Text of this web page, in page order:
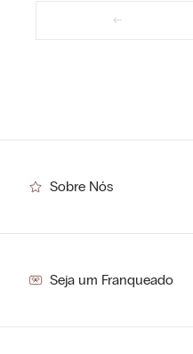
Sobre Nós
Seja um Franqueado